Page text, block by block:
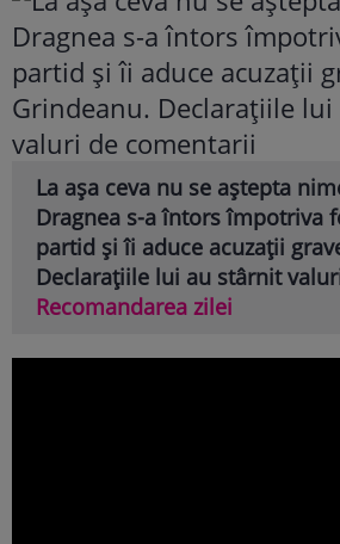
La așa ceva nu se aștepta
Dragnea s-a întors împotriva
partid și îi aduce acuzații
Declarațiile lui au stârnit
Recomandarea zilei